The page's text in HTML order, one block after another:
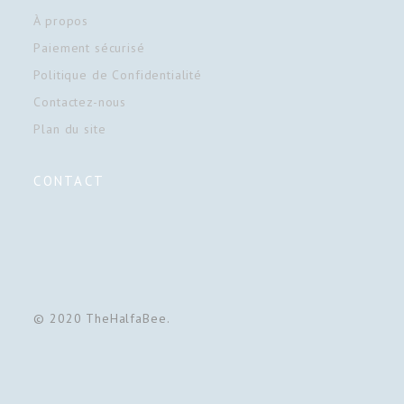
À propos
Paiement sécurisé
Politique de Confidentialité
Contactez-nous
Plan du site
CONTACT
© 2020 TheHalfaBee.